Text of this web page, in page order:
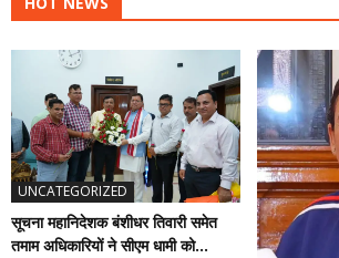
UNCATEGORIZED
सूचना महानिदेशक बंशीधर तिवारी समेत
तमाम अधिकारियों ने सीएम धामी को...